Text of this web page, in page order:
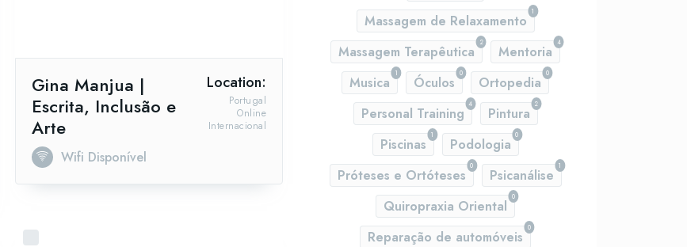
Gina Manjua |
Escrita, Inclusão e
Arte
Wifi Disponível
Location:
Internacional
Online
Portugal
1
Massagem de Relaxamento
2
Massagem Terapêutica
4
Mentoria
1
Musica
0
Óculos
0
Ortopedia
4
Personal Training
2
Pintura
1
Piscinas
0
Podologia
0
Próteses e Ortóteses
1
Psicanálise
0
Quiropraxia Oriental
0
Reparação de automóveis